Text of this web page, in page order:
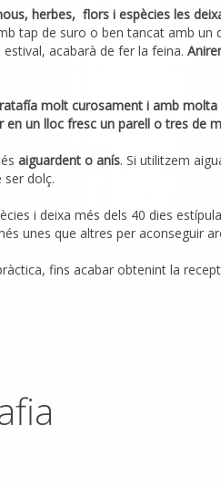
herbes, flors i espècies les
tap de suro o ben tancat amb un
estival, acabarà de fer la feina.
molt curosament i amb molta
en un lloc fresc un parell o tres de
aiguardent o anís. Si utilitzem
ser dolç.
i deixa més dels 40 dies
unes que altres per aconseguir
fins acabar obtenint la